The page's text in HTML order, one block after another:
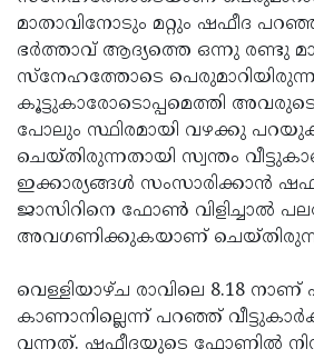
മാതാവിനോടും മറ്റും ഷഫീദ
ഭര്‍ത്താവ് ആദ്യത്തെ ഒന്നു രണ്ടു
സ്‌നേഹത്തോടെ
കൂട്ടുകാരോടൊപ്പമെത്തി
പോലും സ്ഥിരമായി വഴക്കു
ചെയ്തിരുന്നതായി സ്വന്തം
ഇക്കാര്യങ്ങള്‍ സംസാരിക്കാന്‍
ജാസിറിനെ ഫോണ്‍ വിളിച്ചാല്‍
അവഗണിക്കുകയാണ്
വെള്ളിയാഴ്ച രാവിലെ 8.18
കാണാനില്ലെന്ന് പറഞ്ഞ്
വന്നത്. ഷഫീദയുടെ ഫോണില്‍